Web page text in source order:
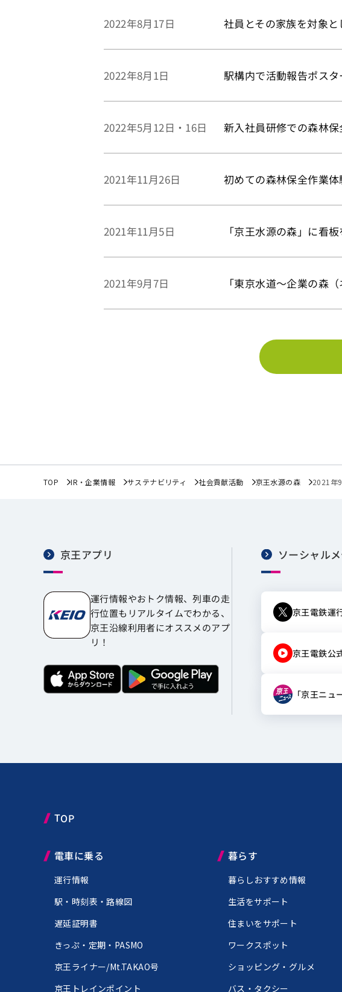
2022年8月17日 社員とその家族を対象と
2022年8月1日 駅構内で活動報告ポスタ
2022年5月12日・16日 新入社員研修での森林
2021年11月26日 初めての森林保全作業
2021年11月5日 「京王水源の森」に看
2021年9月7日 「東京水道～企業の森
TOP IR・企業情報 サステナビリティ 社会貢献活動 京王水源の森 2021年
京王アプリ
運行情報やおトク情報、列車の走
行位置もリアルタイムでわかる、
京王沿線利用者にオススメのアプ
リ！
ソーシャル
京王電鉄運
京王電鉄公
「京王ニュ
TOP
電車に乗る
運行情報
駅・時刻表・路線図
遅延証明書
きっぷ・定期・PASMO
京王ライナー/Mt.TAKAO号
京王トレインポイント
暮らす
暮らしおすすめ情報
生活をサポート
住まいをサポート
ワークスポット
ショッピング・グルメ
バス・タクシー